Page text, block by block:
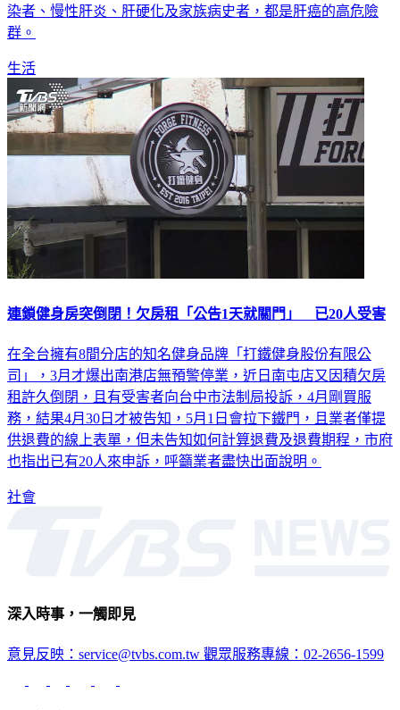
染者、慢性肝炎、肝硬化及家族病史者，都是肝癌的高危險
群。
生活
連鎖健身房突倒閉！欠房租「公告1天就關門」 已20人受害
在全台擁有8間分店的知名健身品牌「打鐵健身股份有限公
司」，3月才爆出南港店無預警停業，近日南屯店又因積欠房
租許久倒閉，且有受害者向台中市法制局投訴，4月剛買服
務，結果4月30日才被告知，5月1日會拉下鐵門，且業者僅提
供退費的線上表單，但未告知如何計算退費及退費期程，市府
也指出已有20人來申訴，呼籲業者盡快出面說明。
社會
深入時事，一觸即見
意見反映：service@tvbs.com.tw 觀眾服務專線：02-2656-1599